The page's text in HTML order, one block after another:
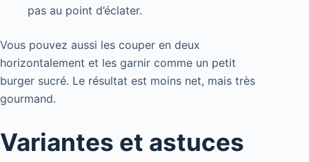
pas au point d’éclater.
Vous pouvez aussi les couper en deux
horizontalement et les garnir comme un petit
burger sucré. Le résultat est moins net, mais très
gourmand.
Variantes et astuces